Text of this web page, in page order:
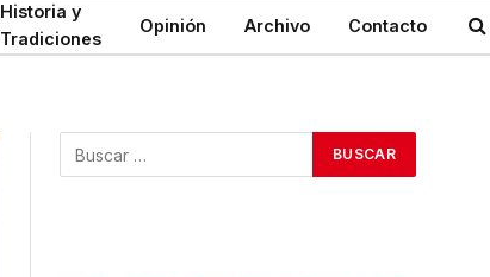
Historia y
Tradiciones
Opinión Archivo Contacto